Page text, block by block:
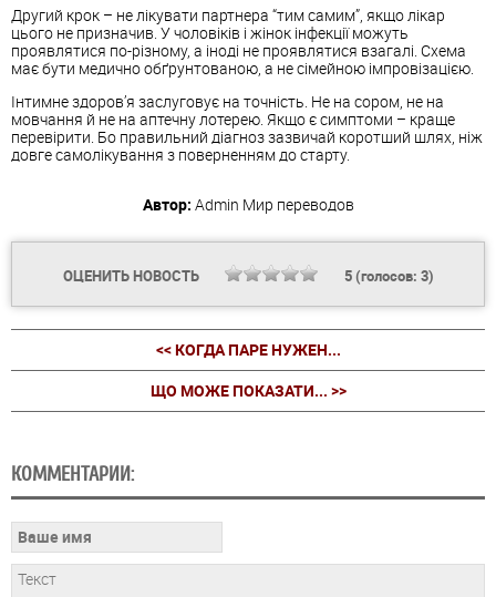
Другий крок – не лікувати партнера “тим самим”, якщо лікар
цього не призначив. У чоловіків і жінок інфекції можуть
проявлятися по-різному, а іноді не проявлятися взагалі. Схема
має бути медично обґрунтованою, а не сімейною імпровізацією.
Інтимне здоров’я заслуговує на точність. Не на сором, не на
мовчання й не на аптечну лотерею. Якщо є симптоми – краще
перевірити. Бо правильний діагноз зазвичай коротший шлях, ніж
довге самолікування з поверненням до старту.
Автор: Admin Мир переводов
ОЦЕНИТЬ НОВОСТЬ 5(голосов: 3)
<< КОГДА ПАРЕ НУЖЕН...
ЩО МОЖЕ ПОКАЗАТИ... >>
КОММЕНТАРИИ: